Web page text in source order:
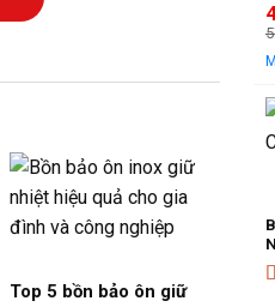
Top 5 bồn bảo ôn giữ